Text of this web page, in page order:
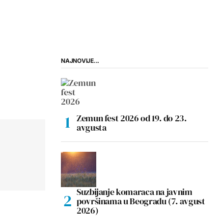
NAJNOVIJE...
Zemun fest 2026 od 19. do 23.
avgusta
Suzbijanje komaraca na javnim
površinama u Beogradu (7. avgust
2026)